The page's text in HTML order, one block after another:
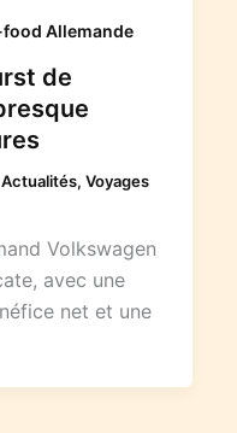
Allemande
de
Actualités, Voyages
Volkswagen
avec une
net et une